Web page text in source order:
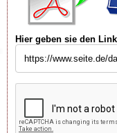
Hier geben sie den